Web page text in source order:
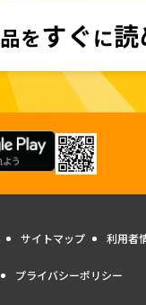
サイトマップ 利用者
プライバシーポリシー